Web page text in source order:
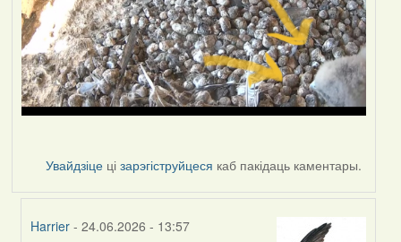
Увайдзіце цізарэгіструйцеся каб пакідаць каментары.
Harrier - 24.06.2026 - 13:57